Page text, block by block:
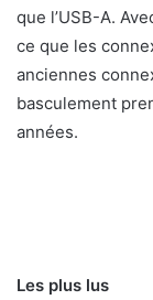
que l’USB-A.
ce que les
anciennes
basculement
années.
Les plus lus